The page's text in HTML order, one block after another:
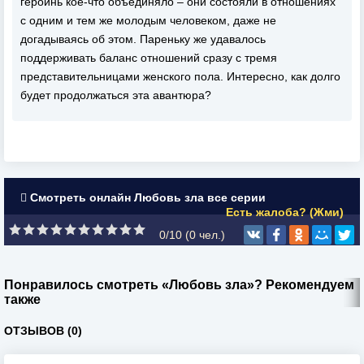
с одним и тем же молодым человеком, даже не
догадываясь об этом. Пареньку же удавалось
поддерживать баланс отношений сразу с тремя
представительницами женского пола. Интересно, как долго
будет продолжаться эта авантюра?
Смотреть онлайн Любовь зла все серии
Есть жалоба? (Жми)
0/10 (0 чел.)
Понравилось смотреть «Любовь зла»? Рекомендуем
также
ОТЗЫВОВ (0)